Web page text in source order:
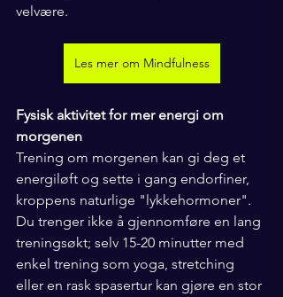
velvære.
Les mer om Mindfulness
Fysisk aktivitet for mer energi om
morgenen
Trening om morgenen kan gi deg et
energiløft og sette i gang endorfiner,
kroppens naturlige "lykkehormoner".
Du trenger ikke å gjennomføre en lang
treningsøkt; selv 15-20 minutter med
enkel trening som yoga, stretching
eller en rask spasertur kan gjøre en stor